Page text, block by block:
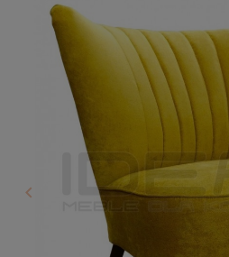
Poprzedni
keyboard_arrow_left